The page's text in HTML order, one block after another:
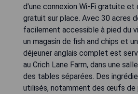
d'une connexion Wi-Fi gratuite et
gratuit sur place. Avec 30 acres
facilement accessible à pied du
un magasin de fish and chips et
déjeuner anglais complet est
au Crich Lane Farm, dans une
des tables séparées. Des
utilisés, notamment des œufs de